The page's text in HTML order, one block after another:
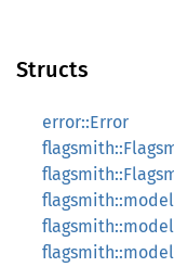
Structs
error::Error